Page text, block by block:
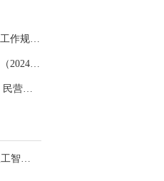
中共中央办公厅印发《全国党员教育培训工作规划（2024－2028年）》
中共中央国务院印发《乡村全面振兴规划（2024—2027年）》
习近平：民营经济发展前景广阔大有可为 民营企业和民营企业家大显身手正当其时
习近平出席2026世界人工智能大会暨人工智能全球治理高级别会议开幕式并发表主旨讲话